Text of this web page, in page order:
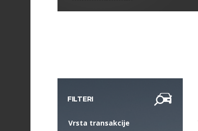
FILTERI
Vrsta transakcije